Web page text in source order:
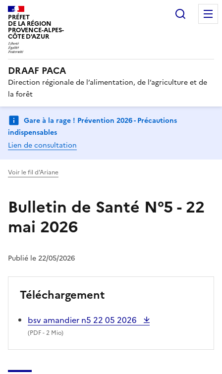
PRÉFET
DE LA RÉGION
PROVENCE-ALPES-
CÔTE D'AZUR
DRAAF PACA
Direction régionale de l’alimentation, de l’agriculture et de
la forêt
Gare à la rage ! Prévention 2026 - Précautions
indispensables
Lien de consultation
Voir le fil d'Ariane
Bulletin de Santé N°5 - 22
mai 2026
Publié le 22/05/2026
Téléchargement
bsv amandier n5 22 05 2026
(PDF- 2 Mio)